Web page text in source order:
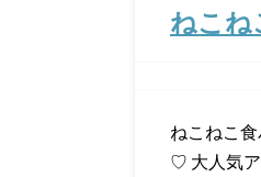
ねこね
ねこねこ
♡ 大人気